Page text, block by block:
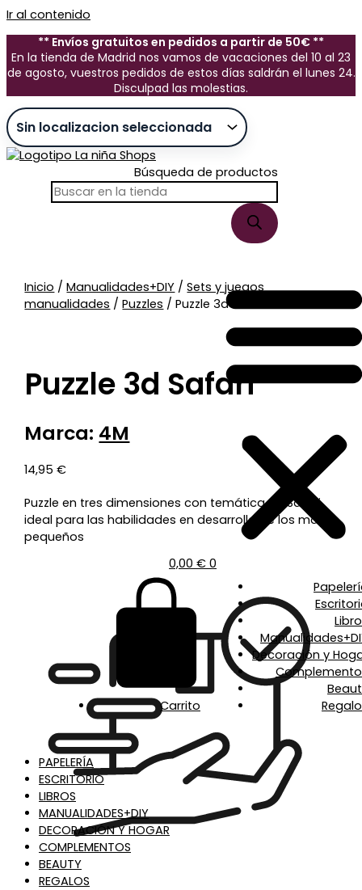
Ir al contenido
** Envíos gratuitos en pedidos a partir de 50€ **
En la tienda de Madrid nos vamos de vacaciones del 10 al 23
de agosto, vuestros pedidos de estos días saldrán el lunes 24.
Disculpad las molestias.
Búsqueda de productos
0,00 € 0
Carrito
Decoración y
PAPELERÍA
ESCRITORIO
LIBROS
MANUALIDADES+DIY
DECORACIÓN Y HOGAR
COMPLEMENTOS
BEAUTY
REGALOS
Inicio /Manualidades+DIY /Sets y juegos
manualidades /Puzzles / Puzzle 3d Safari
Puzzle 3d Safari
Marca: 4M
14,95€
Puzzle en tres dimensiones con temática de Safari,
ideal para las habilidades en desarrollo de los más
pequeños